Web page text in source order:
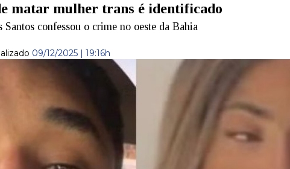
matar mulher trans é identificado
confessou o crime no oeste da Bahia
09/12/2025 | 19:16h